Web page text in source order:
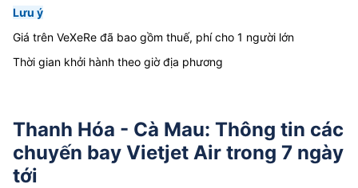
Lưu ý
Giá trên VeXeRe đã bao gồm thuế, phí cho 1 người lớn
Thời gian khởi hành theo giờ địa phương
Thanh Hóa - Cà Mau: Thông tin các
chuyến bay Vietjet Air trong 7 ngày
tới